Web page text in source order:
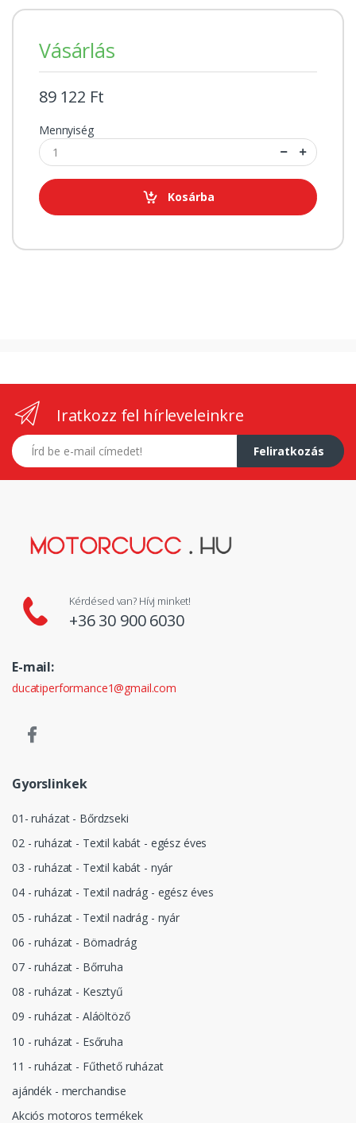
Vásárlás
89 122 Ft
Mennyiség
Kosárba
Iratkozz fel hírleveleinkre
E-mail címed
Feliratkozás
Kérdésed van? Hívj minket!
+36 30 900 6030
E-mail:
ducatiperformance1@gmail.com
Gyorslinkek
01- ruházat - Bőrdzseki
02 - ruházat - Textil kabát - egész éves
03 - ruházat - Textil kabát - nyár
04 - ruházat - Textil nadrág - egész éves
05 - ruházat - Textil nadrág - nyár
06 - ruházat - Börnadrág
07 - ruházat - Bőrruha
08 - ruházat - Kesztyű
09 - ruházat - Aláöltöző
10 - ruházat - Esőruha
11 - ruházat - Fűthető ruházat
ajándék - merchandise
Akciós motoros termékek